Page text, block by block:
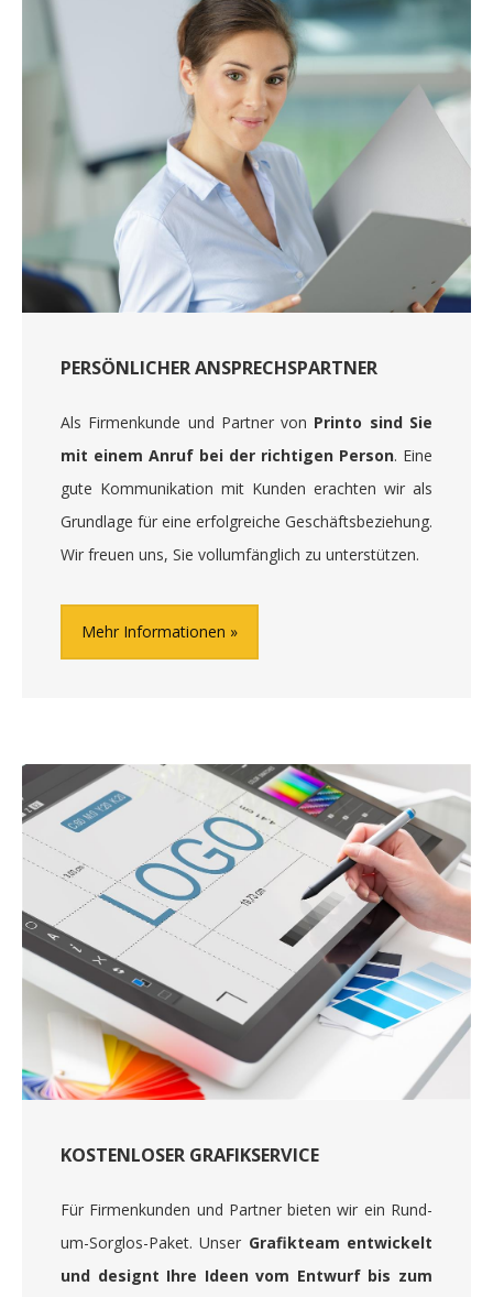
PERSÖNLICHER ANSPRECHSPARTNER
Als Firmenkunde und Partner von Printo sind Sie
mit einem Anruf bei der richtigen Person. Eine
gute Kommunikation mit Kunden erachten wir als
Grundlage für eine erfolgreiche Geschäftsbeziehung.
Wir freuen uns, Sie vollumfänglich zu unterstützen.
Mehr Informationen
KOSTENLOSER GRAFIKSERVICE
Für Firmenkunden und Partner bieten wir ein Rund-
um-Sorglos-Paket. Unser Grafikteam entwickelt
und designt Ihre Ideen vom Entwurf bis zum